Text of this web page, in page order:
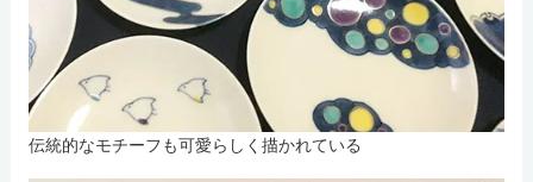
伝統的なモチーフも可愛らしく描かれている